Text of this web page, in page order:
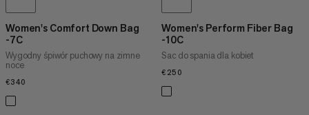
Women's Comfort Down Bag
-7C
Wygodny śpiwór puchowy na zimne
noce
€340
Women's Perform Fiber Bag
-10C
Sac do spania dla kobiet
€250